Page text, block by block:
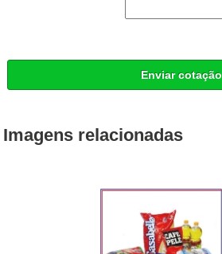
Enviar cotação
Imagens relacionadas